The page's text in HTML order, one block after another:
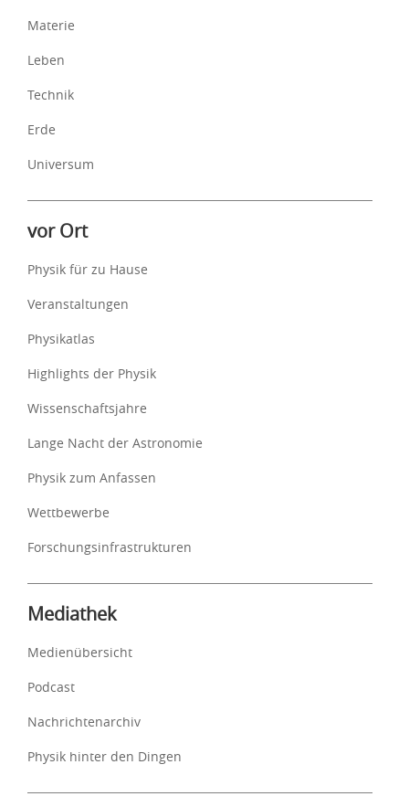
Materie
Leben
Technik
Erde
Universum
vor Ort
Physik für zu Hause
Veranstaltungen
Physikatlas
Highlights der Physik
Wissenschaftsjahre
Lange Nacht der Astronomie
Physik zum Anfassen
Wettbewerbe
Forschungsinfrastrukturen
Mediathek
Medienübersicht
Podcast
Nachrichtenarchiv
Physik hinter den Dingen